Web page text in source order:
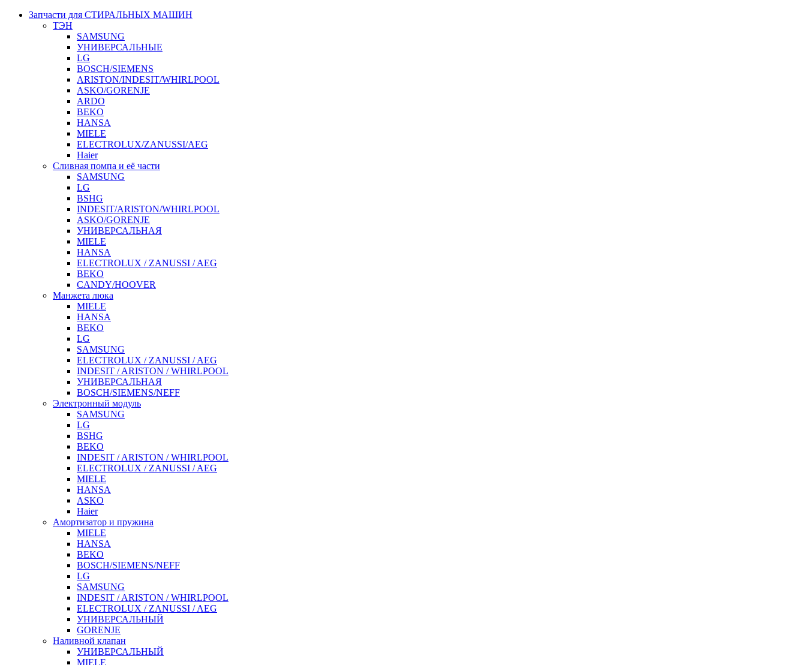
Запчасти для СТИРАЛЬНЫХ МАШИН
ТЭН
SAMSUNG
УНИВЕРСАЛЬНЫЕ
LG
BOSCH/SIEMENS
ARISTON/INDESIT/WHIRLPOOL
ASKO/GORENJE
ARDO
BEKO
HANSA
MIELE
ELECTROLUX/ZANUSSI/AEG
Haier
Сливная помпа и её части
SAMSUNG
LG
BSHG
INDESIT/ARISTON/WHIRLPOOL
ASKO/GORENJE
УНИВЕРСАЛЬНАЯ
MIELE
HANSA
ELECTROLUX / ZANUSSI / AEG
BEKO
CANDY/HOOVER
Манжета люка
MIELE
HANSA
BEKO
LG
SAMSUNG
ELECTROLUX / ZANUSSI / AEG
INDESIT / ARISTON / WHIRLPOOL
УНИВЕРСАЛЬНАЯ
BOSCH/SIEMENS/NEFF
Электронный модуль
SAMSUNG
LG
BSHG
BEKO
INDESIT / ARISTON / WHIRLPOOL
ELECTROLUX / ZANUSSI / AEG
MIELE
HANSA
ASKO
Haier
Амортизатор и пружина
MIELE
HANSA
BEKO
BOSCH/SIEMENS/NEFF
LG
SAMSUNG
INDESIT / ARISTON / WHIRLPOOL
ELECTROLUX / ZANUSSI / AEG
УНИВЕРСАЛЬНЫЙ
GORENJE
Наливной клапан
УНИВЕРСАЛЬНЫЙ
MIELE